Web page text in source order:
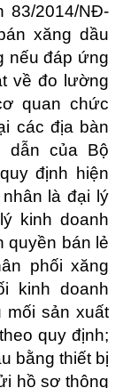
83/2014/NĐ-
xăng dầu
nếu đáp ứng
về đo lường
quan chức
các địa bàn
dẫn của Bộ
định hiện
là đại lý
kinh doanh
quyền bán lẻ
phối xăng
kinh doanh
mối sản xuất
quy định;
bằng thiết bị
hồ sơ thông